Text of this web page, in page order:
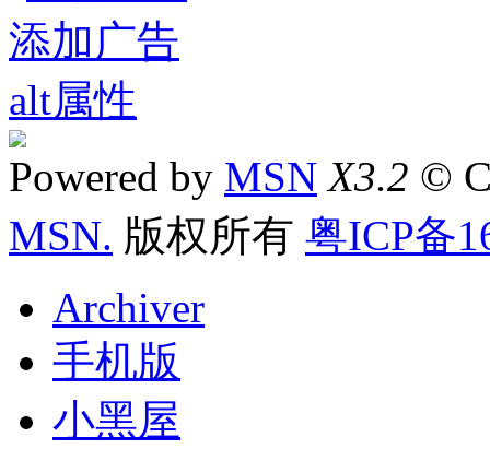
Powered by MSN X3.2 ©
MSN. 版权所有 粤ICP备
Archiver
手机版
小黑屋